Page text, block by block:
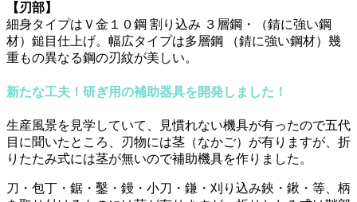
【刃部】
細身タイプはＶ金１０鋼 割り込み ３層鋼・（錆に強い鋼
材）鎚目仕上げ。幅広タイプは多層鋼 （錆に強い鋼材）幾
重もの異なる鋼の刃紋が美しい。
新たな工夫！研ぎ用の補助器具を開発しました！
生産風景を見学していて、見慣れない機具が有ったので五代
目に聞いたところ、刃物には茎（なかご）が有りますが、折
りたたみ式には茎が無いので補助機具を作りました。
刀・包丁・鋸・鑿・鏝・小刀・鎌・刈り込み鋏・鍬・等、柄